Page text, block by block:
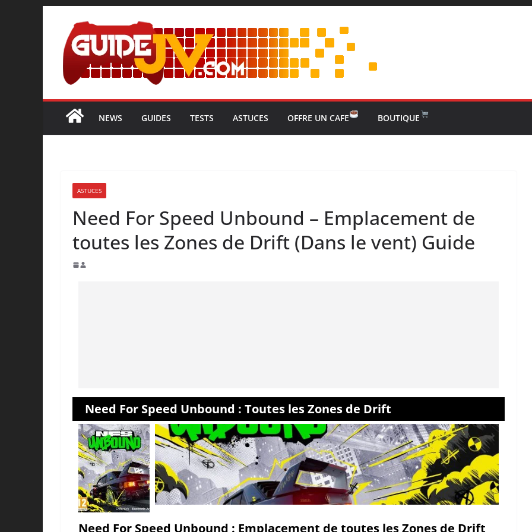
NEWS GUIDES TESTS ASTUCES OFFRE UN CAFE BOUTIQUE
ASTUCES
Need For Speed Unbound – Emplacement de
toutes les Zones de Drift (Dans le vent) Guide
Need For Speed Unbound : Toutes les Zones de Drift
Need For Speed Unbound : Emplacement de toutes les Zones de Drift